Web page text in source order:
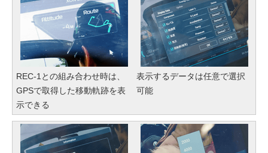
REC-1との組み合わせ時は、
GPSで取得した移動軌跡を表
示できる
表示するデータは任意で選択
可能